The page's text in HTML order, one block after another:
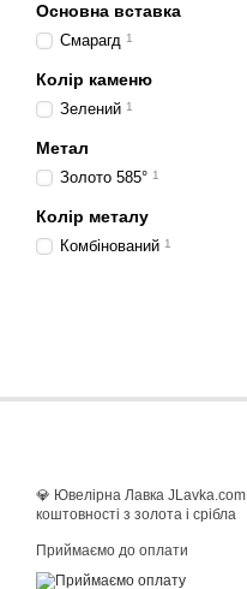
Основна вставка
Смарагд 1
Колір каменю
Зелений 1
Метал
Золото 585° 1
Колір металу
Комбінований 1
💎 Ювелірна Лавка JLavka.com
коштовності з золота і срібла
Приймаємо до оплати